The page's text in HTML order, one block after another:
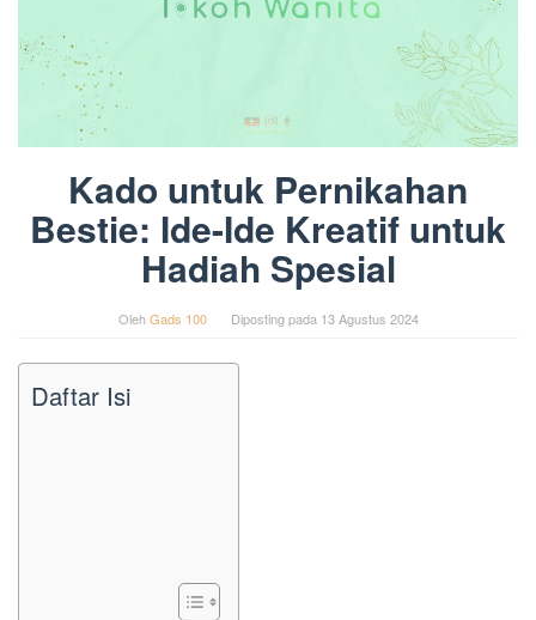
Kado untuk Pernikahan
Bestie: Ide-Ide Kreatif untuk
Hadiah Spesial
OlehGads 100 Diposting pada 13 Agustus 2024
Daftar Isi